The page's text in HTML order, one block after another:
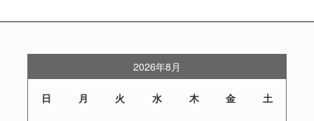
2026年8月
日 月 火 水 木 金 土